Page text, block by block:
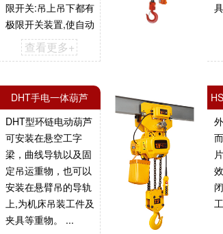
限开关:吊上吊下都有
极限开关装置,使自动
停止.防止链条超出,确
保安全。...
查看更多+
DHT手电一体葫芦
DHT型环链电动葫芦
可安装在悬空工字
梁，曲线导轨以及固
定吊运重物，也可以
安装在悬臂吊的导轨
上,为机床吊装工件及
夹具等重物。 ...